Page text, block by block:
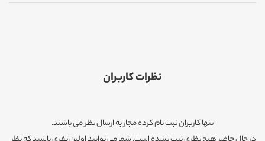
نظرات کاربران
تنها کاربران ثبت نام کرده مجاز به ارسال نظر می باشند.